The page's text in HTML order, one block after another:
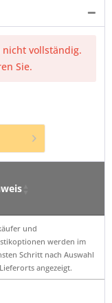
vollständig.
Sie.
und
werden im
Schritt nach Auswahl
angezeigt.